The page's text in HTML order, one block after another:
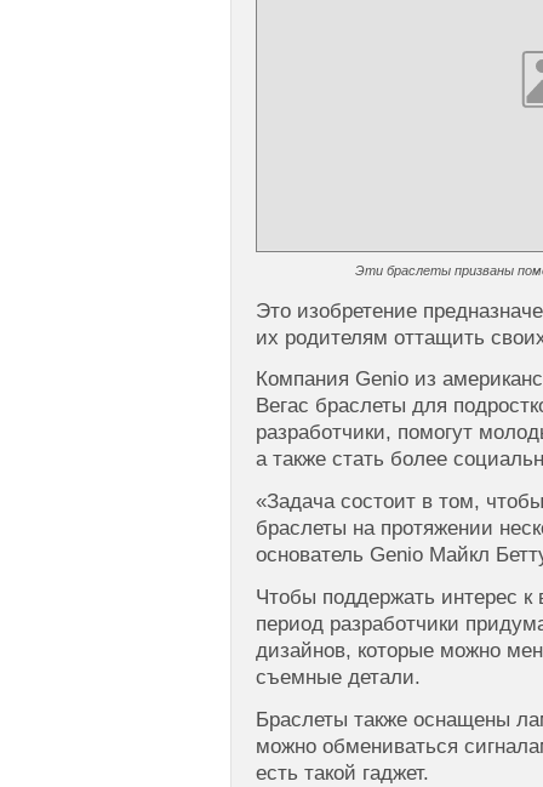
Эти браслеты призваны
Это изобретение
их родителям оттащить
Компания Genio из
Вегас браслеты для
разработчики, помогут
а также стать более
«Задача состоит в том,
браслеты на протяжении
основатель Genio Майкл
Чтобы поддержать интерес
период разработчики
дизайнов, которые можно
съемные детали.
Браслеты также оснащены
можно обмениваться
есть такой гаджет.